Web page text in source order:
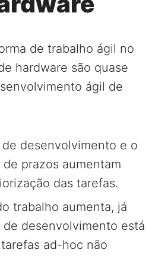
de trabalho ágil no
hardware são quase
ágil de
desenvolvimento e o
prazos aumentam
das tarefas.
trabalho aumenta, já
desenvolvimento está
ad-hoc não